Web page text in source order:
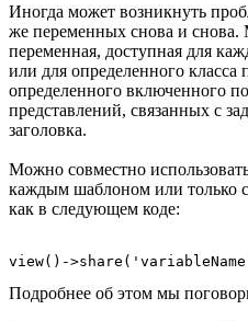
Иногда может возникнуть
же переменных снова и снова.
переменная, доступная для
или для определенного класса
определенного включенного
представлений, связанных с
заголовка.
Можно совместно
каждым шаблоном или только
как в следующем коде:
Подробнее об этом мы